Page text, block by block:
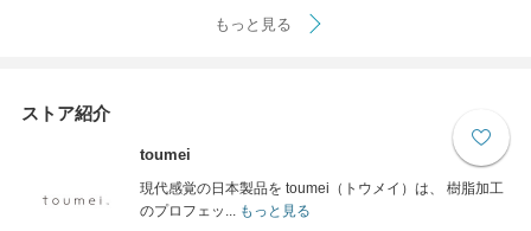
もっと見る
ストア紹介
toumei
現代感覚の日本製品を toumei（トウメイ）は、 樹脂加工
のプロフェッ...
もっと見る